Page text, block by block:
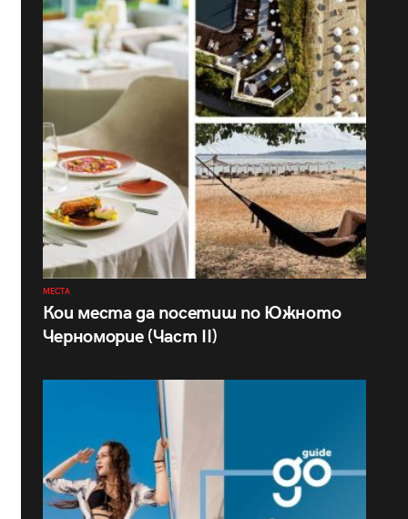
МЕСТА
Кои места да посетиш по Южното
Черноморие (Част II)